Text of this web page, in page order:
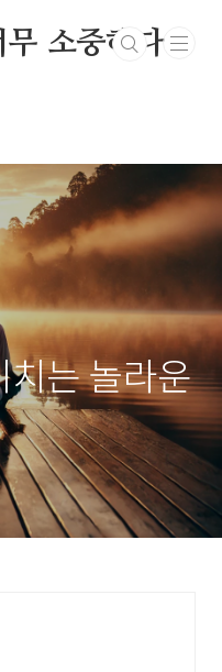
소중하다
는 놀라운